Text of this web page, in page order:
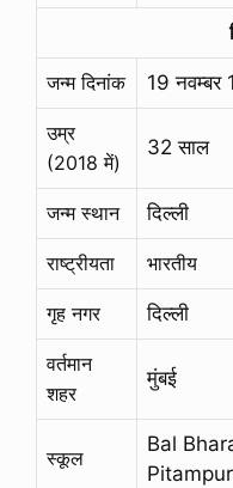
जन्म दिनांक 19 नवम्बर
उम्र
(2018 में)
32 साल
जन्म स्थान दिल्ली
राष्ट्रीयता भारतीय
गृह नगर दिल्ली
वर्तमान
शहर
मुंबई
स्कूल
Bal